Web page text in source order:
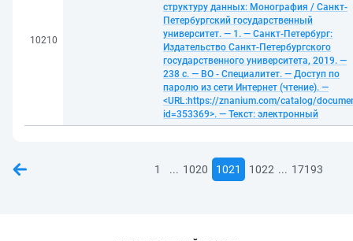
10210
структуру данных: Монография / Санкт-
Петербургский государственный
университет. — 1. — Санкт-Петербург:
Издательство Санкт-Петербургского
государственного университета, 2019. —
238 с. — ВО - Специалитет. — Доступ по
паролю из сети Интернет (чтение). —
<URL:https://znanium.com/catalog/
id=353369>. — Текст: электронный
1 ... 1020 1021 1022 ... 17193